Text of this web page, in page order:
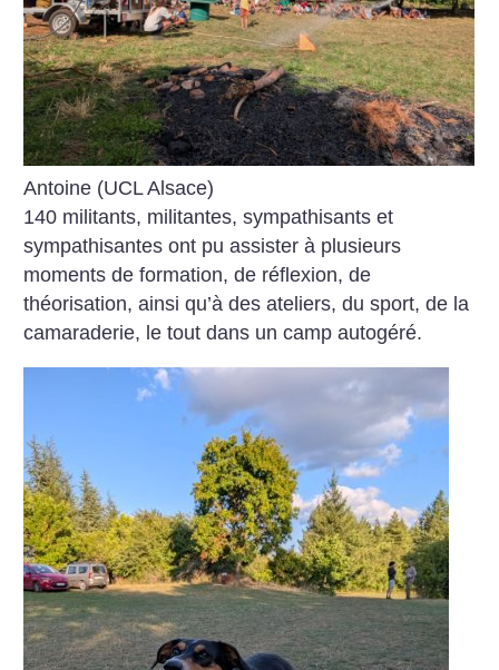
Antoine (UCL Alsace)
140 militants, militantes, sympathisants et
sympathisantes ont pu assister à plusieurs
moments de formation, de réflexion, de
théorisation, ainsi qu’à des ateliers, du sport, de la
camaraderie, le tout dans un camp autogéré.